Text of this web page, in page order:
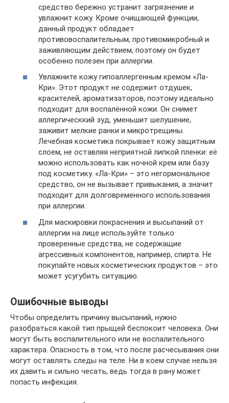
средство бережно устранит загрязнение и
увлажнит кожу. Кроме очищающей функции,
данный продукт обладает
противовоспалительным, противомикробный и
заживляющим действием, поэтому он будет
особенно полезен при аллергии.
Увлажните кожу гипоаллергенным кремом «Ла-
Кри». Этот продукт не содержит отдушек,
красителей, ароматизаторов, поэтому идеально
подходит для воспалённой кожи. Он снимет
аллергическкий зуд, уменьшит шелушение,
заживит мелкие ранки и микротрещины.
Лечебная косметика покрывает кожу защитным
слоем, не оставляя неприятной липкой пленки: её
можно использовать как ночной крем или базу
под косметику. «Ла-Кри» – это негормональное
средство, он не вызывает привыкания, а значит
подходит для долговременного использования
при аллергии.
Для маскировки покраснения и высыпаний от
аллергии на лице используйте только
проверенные средства, не содержащие
агрессивных компонентов, например, спирта. Не
покупайте новых косметических продуктов – это
может усугубить ситуацию.
Ошибочные выводы
Чтобы определить причину высыпаний, нужно
разобраться какой тип прыщей беспокоит человека. Они
могут быть воспалительного или не воспалительного
характера. Опасность в том, что после расчесывания они
могут оставлять следы на теле. Ни в коем случае нельзя
их давить и сильно чесать, ведь тогда в рану может
попасть инфекция.